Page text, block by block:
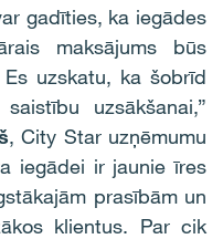
gadīties, ka iegādes
maksājums būs
uzskatu, ka šobrīd
uzsākšanai,”
, City Star uzņēmumu
iegādei ir jaunie īres
prasībām un
klientus. Par cik